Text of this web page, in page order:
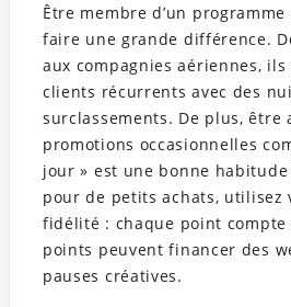
Être membre d’un
faire une grande différence.
aux compagnies aériennes,
clients récurrents avec des
surclassements. De plus, être
promotions occasionnelles
jour » est une bonne
pour de petits achats, utilisez
fidélité : chaque point compte
points peuvent financer des
pauses créatives.